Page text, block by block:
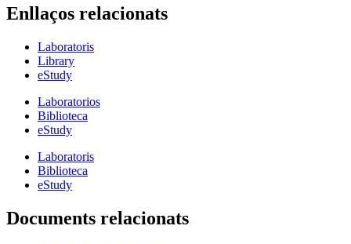
Enllaços relacionats
Laboratoris
Library
eStudy
Laboratorios
Biblioteca
eStudy
Laboratoris
Biblioteca
eStudy
Documents relacionats